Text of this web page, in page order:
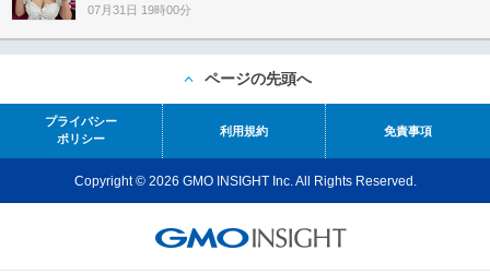
07月31日 19時00分
ページの先頭へ
プライバシー
ポリシー
利用規約 免責事項
Copyright © 2026 GMO INSIGHT Inc. All Rights Reserved.